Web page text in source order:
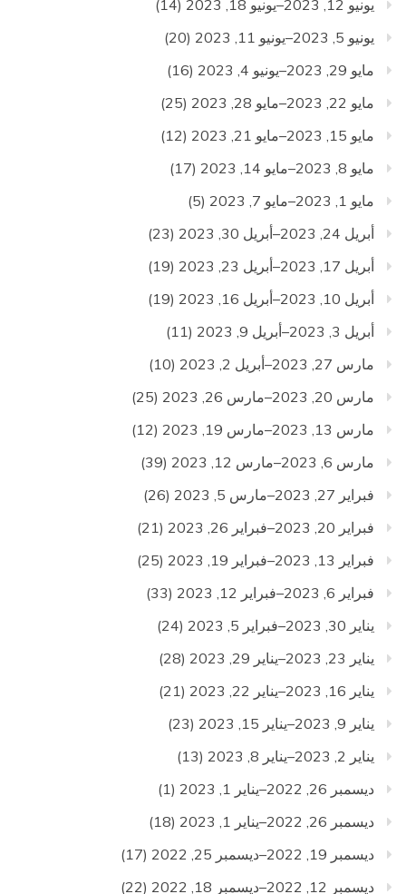
يونيو 12, 2023–يونيو 18, 2023
(14)
يونيو 5, 2023–يونيو 11, 2023
(20)
مايو 29, 2023–يونيو 4, 2023
(16)
مايو 22, 2023–مايو 28, 2023
(25)
مايو 15, 2023–مايو 21, 2023
(12)
مايو 8, 2023–مايو 14, 2023
(17)
مايو 1, 2023–مايو 7, 2023
(5)
أبريل 24, 2023–أبريل 30, 2023
(23)
أبريل 17, 2023–أبريل 23, 2023
(19)
أبريل 10, 2023–أبريل 16, 2023
(19)
أبريل 3, 2023–أبريل 9, 2023
(11)
مارس 27, 2023–أبريل 2, 2023
(10)
مارس 20, 2023–مارس 26, 2023
(25)
مارس 13, 2023–مارس 19, 2023
(12)
مارس 6, 2023–مارس 12, 2023
(39)
فبراير 27, 2023–مارس 5, 2023
(26)
فبراير 20, 2023–فبراير 26, 2023
(21)
فبراير 13, 2023–فبراير 19, 2023
(25)
فبراير 6, 2023–فبراير 12, 2023
(33)
يناير 30, 2023–فبراير 5, 2023
(24)
يناير 23, 2023–يناير 29, 2023
(28)
يناير 16, 2023–يناير 22, 2023
(21)
يناير 9, 2023–يناير 15, 2023
(23)
يناير 2, 2023–يناير 8, 2023
(13)
ديسمبر 26, 2022–يناير 1, 2023
(1)
ديسمبر 26, 2022–يناير 1, 2023
(18)
ديسمبر 19, 2022–ديسمبر 25, 2022
(17)
ديسمبر 12, 2022–ديسمبر 18, 2022
(22)